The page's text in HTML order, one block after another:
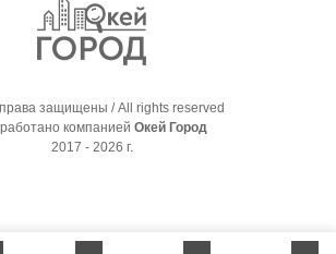
защищены / All rights reserved
компанией Окей Город
2017 - 2026 г.